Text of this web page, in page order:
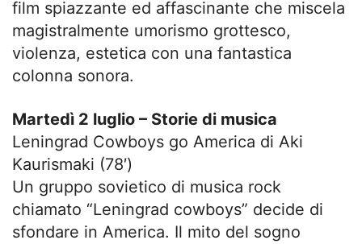
film spiazzante ed affascinante che miscela
magistralmente umorismo grottesco,
violenza, estetica con una fantastica
colonna sonora.
Martedì 2 luglio – Storie di musica
Leningrad Cowboys go America di Aki
Kaurismaki (78′)
Un gruppo sovietico di musica rock
chiamato “Leningrad cowboys” decide di
sfondare in America. Il mito del sogno